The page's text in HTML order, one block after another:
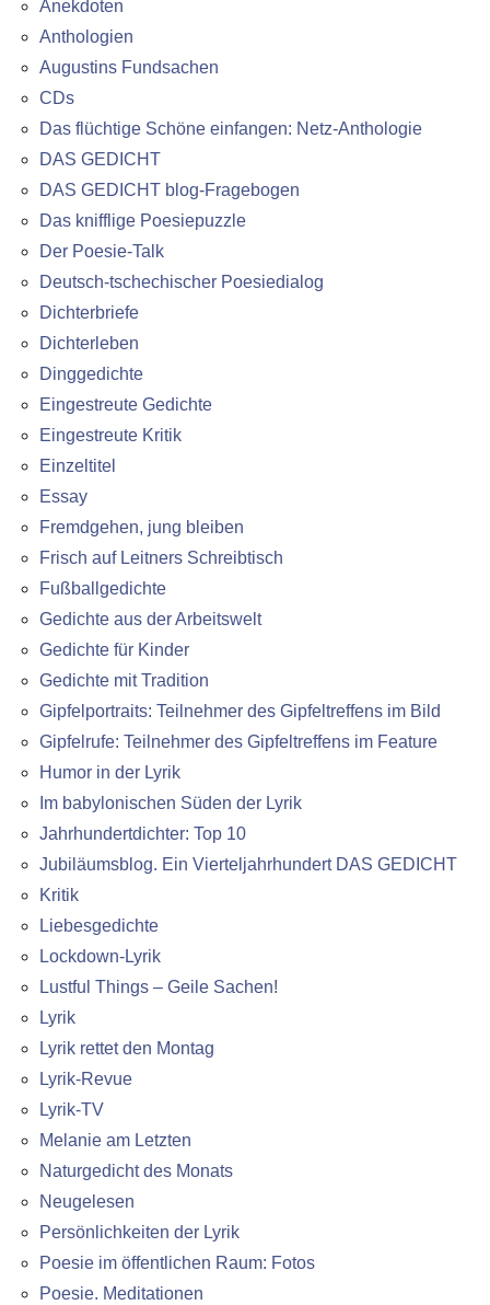
Anekdoten
Anthologien
Augustins Fundsachen
CDs
Das flüchtige Schöne einfangen: Netz-Anthologie
DAS GEDICHT
DAS GEDICHT blog-Fragebogen
Das knifflige Poesiepuzzle
Der Poesie-Talk
Deutsch-tschechischer Poesiedialog
Dichterbriefe
Dichterleben
Dinggedichte
Eingestreute Gedichte
Eingestreute Kritik
Einzeltitel
Essay
Fremdgehen, jung bleiben
Frisch auf Leitners Schreibtisch
Fußballgedichte
Gedichte aus der Arbeitswelt
Gedichte für Kinder
Gedichte mit Tradition
Gipfelportraits: Teilnehmer des Gipfeltreffens im Bild
Gipfelrufe: Teilnehmer des Gipfeltreffens im Feature
Humor in der Lyrik
Im babylonischen Süden der Lyrik
Jahrhundertdichter: Top 10
Jubiläumsblog. Ein Vierteljahrhundert DAS GEDICHT
Kritik
Liebesgedichte
Lockdown-Lyrik
Lustful Things – Geile Sachen!
Lyrik
Lyrik rettet den Montag
Lyrik-Revue
Lyrik-TV
Melanie am Letzten
Naturgedicht des Monats
Neugelesen
Persönlichkeiten der Lyrik
Poesie im öffentlichen Raum: Fotos
Poesie. Meditationen